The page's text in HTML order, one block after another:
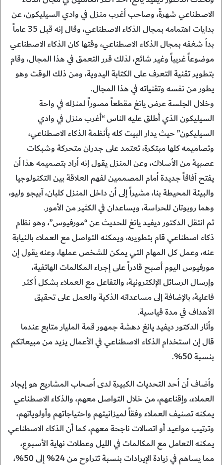
الاصطناعي شهرةً، وصاحب أغرب منزل في وادي السيليكون، عن
بدايات اهتمامه بمجال الذكاء الاصطناعي، وقال إنه قبل 35 عاماً
بدأ شغفه بمجال الذكاء الاصطناعي، وقتها كان الذكاء الاصطناعي
موضوعاً غريباً وغير شائع، لذلك قرر التعمق في هذا المجال، وقام
بتطوير تقنية التعرف على الكتابة اليدوية، ومن ذلك الوقت وهو
يطور من نفسه وتقنياته في هذا المجال.
وخلال الجلسة عرض يانغ مقطعاً مصوراً لمنزله في واحة
السيليكون الذي أطلق عليه الناس “أغرب منزل في وادي
السيليكون” حيث يدار البيت كله بأنظمة الذكاء الاصطناعي،
وتصاميمه كلها مبتكرة، تعتمد على جدران متحركة وشبكات
عصبية من الأسلاك، وعن المنزل يقول إنه أراد بتصميمه هذا أن
يفتح آفاقاً جديدة أمام المصممين لفهم العلاقة بين التكنولوجيا
والبيئة المحيطة بنا، مشيراً إلى أن داخل المنزل كلبان، آبيجو وليو،
وهما روبوتان للحراسة، ويساعدان في الكثير من الأمور.
ثم انتقل الدكتور ديفيد يانغ للحديث عن “مورفيوس”، وهو نظام
ذكاء اصطناعي قام بتطويره، ويمكنه التواصل مع العملاء بالنيابة
عنه، وعمل كل المهام التي يمكن للشخص عملها، وعنه يقول إن
مورفيوس اليوم أصبح قادراً على إجراء المكالمات الهاتفية،
وإرسال الرسائل الإلكترونية، والتفاعل مع العملاء بشكل أكثر
فاعلية، بالإضافة إلى مساعداته الذكية والعمل على تحقيق
الأهداف في مدة قياسية.
وأثار الدكتور ديفيد يانغ دهشة جمهور قمة المليار متابع عندما
قال إن استخدام الذكاء الاصطناعي في الأعمال يزيد من مبيعاتكم
بنسبة 50%.
وأضاف أن أحد التحديات الكبيرة لدى أصحاب المشاريع هو إيجاد
العملاء، وإقناعهم، من خلال التواصل معهم، والذكاء الاصطناعي
يمكنه تصنيف العملاء وفقاً لميزانيتهم واحتياجاتهم وأولوياتهم،
وترتيب مواعيد أو اتصالات ناجحة معهم، كما أن الذكاء الاصطناعي
يمكنه التعامل مع المكالمات في الليل وعطلات نهاية الأسبوع،
مما يساهم في زيادة الإيرادات بنسبة تتراوح من 24% إلى 50%،